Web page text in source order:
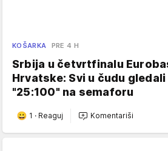
KOŠARKA PRE 4 H
Srbija u četvrtfinalu
Hrvatske: Svi u čudu
"25:100" na semaforu
1 · Reaguj Komentariši